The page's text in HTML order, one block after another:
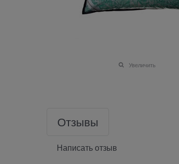
Увеличить
Отзывы
Написать отзыв